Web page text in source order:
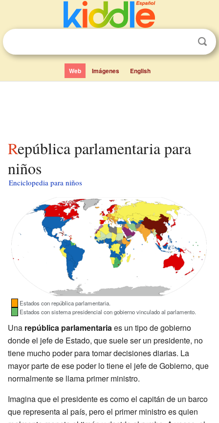
Web Imágenes English
República parlamentaria para
niños
Enciclopedia para niños
Estados con república parlamentaria.
Estados con sistema presidencial con gobierno vinculado al parlamento.
Una república parlamentaria es un tipo de gobierno
donde el jefe de Estado, que suele ser un presidente, no
tiene mucho poder para tomar decisiones diarias. La
mayor parte de ese poder lo tiene el jefe de Gobierno, que
normalmente se llama primer ministro.
Imagina que el presidente es como el capitán de un barco
que representa al país, pero el primer ministro es quien